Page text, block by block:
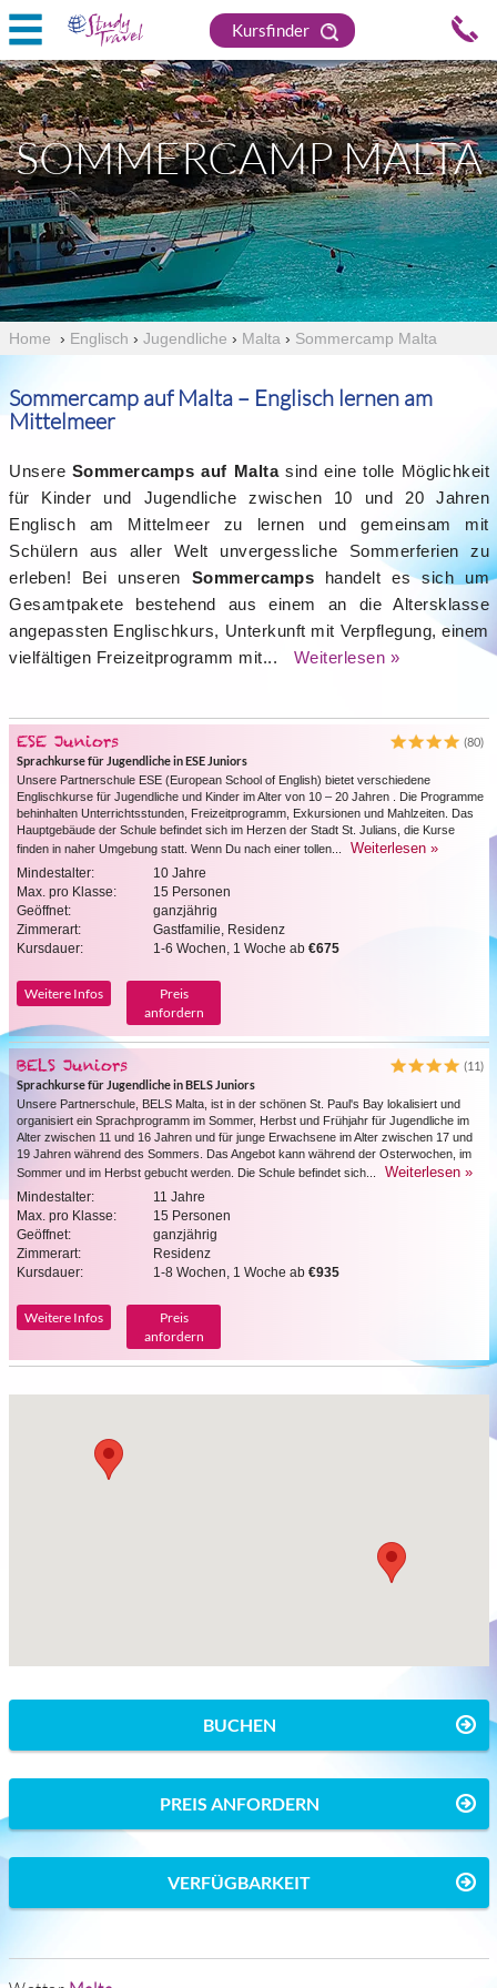
Kursfinder
SOMMERCAMP MALTA
Home › Englisch › Jugendliche › Malta › Sommercamp Malta
Sommercamp auf Malta – Englisch lernen am
Mittelmeer
Unsere Sommercamps auf Maltasind eine tolle Möglichkeit
für Kinder und Jugendliche zwischen 10 und 20 Jahren
Englisch am Mittelmeer zu lernen und gemeinsam mit
Schülern aus aller Welt unvergessliche Sommerferien zu
erleben! Bei unseren Sommercamps handelt es sich um
Gesamtpakete bestehend aus einem an die Altersklasse
angepassten Englischkurs, Unterkunft mit Verpflegung, einem
vielfältigen Freizeitprogramm mit...
Weiterlesen »
ESE Juniors
(80)
Sprachkurse für Jugendliche in ESE Juniors
Unsere Partnerschule ESE (European School of English) bietet verschiedene
Englischkurse für Jugendliche und Kinder im Alter von 10 – 20 Jahren . Die Programme
behinhalten Unterrichtsstunden, Freizeitprogramm, Exkursionen und Mahlzeiten. Das
Hauptgebäude der Schule befindet sich im Herzen der Stadt St. Julians, die Kurse
finden in naher Umgebung statt. Wenn Du nach einer tollen...
Weiterlesen »
Mindestalter:
10 Jahre
Max. pro Klasse:
15 Personen
Geöffnet:
ganzjährig
Zimmerart:
Gastfamilie, Residenz
Kursdauer:
1-6 Wochen, 1 Woche ab €675
Weitere Infos
Preis
anfordern
BELS Juniors
(11)
Sprachkurse für Jugendliche in BELS Juniors
Unsere Partnerschule, BELS Malta, ist in der schönen St. Paul's Bay lokalisiert und
organisiert ein Sprachprogramm im Sommer, Herbst und Frühjahr für Jugendliche im
Alter zwischen 11 und 16 Jahren und für junge Erwachsene im Alter zwischen 17 und
19 Jahren während des Sommers. Das Angebot kann während der Osterwochen, im
Sommer und im Herbst gebucht werden. Die Schule befindet sich...
Weiterlesen »
Mindestalter:
11 Jahre
Max. pro Klasse:
15 Personen
Geöffnet:
ganzjährig
Zimmerart:
Residenz
Kursdauer:
1-8 Wochen, 1 Woche ab €935
Weitere Infos
Preis
anfordern
BUCHEN
PREIS ANFORDERN
VERFÜGBARKEIT